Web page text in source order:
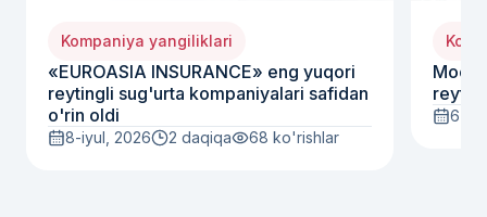
Kompaniya yangiliklari
«EUROASIA INSURANCE» eng yuqori
reytingli sug'urta kompaniyalari safidan
o'rin oldi
8-iyul, 2026 2 daqiqa 68 ko'rishlar
6-